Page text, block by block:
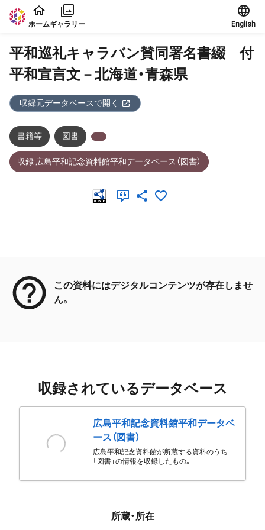
本文に飛ぶ
ホームギャラリー English
平和巡礼キャラバン賛同署名書綴 付
平和宣言文－北海道・青森県
収録元データベースで開く
書籍等 図書
収録:広島平和記念資料館平和データベース（図書）
この資料にはデジタルコンテンツが存在しませ
ん。
収録されているデータベース
広島平和記念資料館平和データベ
ース（図書）
広島平和記念資料館が所蔵する資料のうち
「図書」の情報を収録したもの。
所蔵・所在